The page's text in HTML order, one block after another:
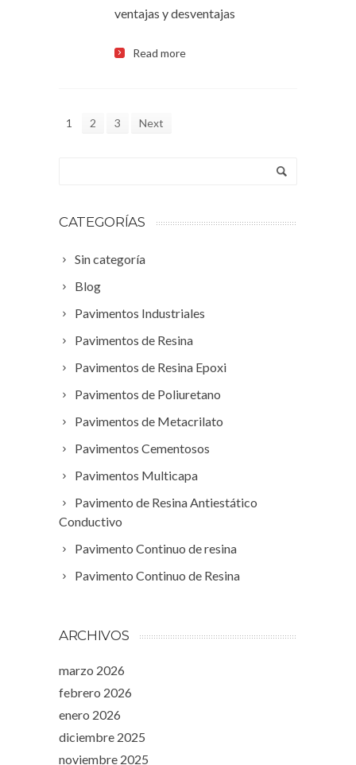
ventajas y desventajas
Read more
1 2 3 Next
CATEGORÍAS
Sin categoría
Blog
Pavimentos Industriales
Pavimentos de Resina
Pavimentos de Resina Epoxi
Pavimentos de Poliuretano
Pavimentos de Metacrilato
Pavimentos Cementosos
Pavimentos Multicapa
Pavimento de Resina Antiestático
Conductivo
Pavimento Continuo de resina
Pavimento Continuo de Resina
ARCHIVOS
marzo 2026
febrero 2026
enero 2026
diciembre 2025
noviembre 2025